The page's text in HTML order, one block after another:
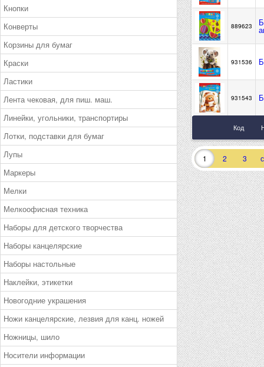
Кнопки
Конверты
Корзины для бумаг
Краски
Ластики
Лента чековая, для пиш. маш.
Линейки, угольники, транспортиры
Лотки, подставки для бумаг
Лупы
Маркеры
Мелки
Мелкоофисная техника
Наборы для детского творчества
Наборы канцелярские
Наборы настольные
Наклейки, этикетки
Новогодние украшения
Ножи канцелярские, лезвия для канц. ножей
Ножницы, шило
Носители информации
Код
889623
931536
931543
1 2 3